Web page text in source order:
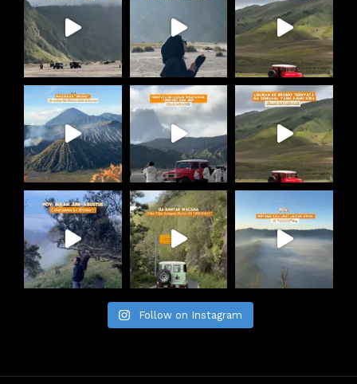
Follow on Instagram